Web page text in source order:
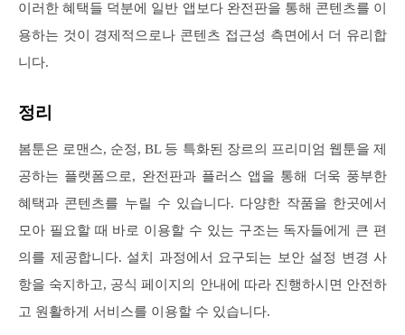
이러한 혜택들 덕분에 일반 앱보다 완전판을 통해 콘텐츠를 이
용하는 것이 경제적으로나 콘텐츠 접근성 측면에서 더 유리합
니다.
정리
봄툰은 로맨스, 순정, BL 등 특화된 장르의 프리미엄 웹툰을 제
공하는 플랫폼으로, 완전판과 플러스 앱을 통해 더욱 풍부한
혜택과 콘텐츠를 누릴 수 있습니다. 다양한 작품을 한곳에서
모아 필요할 때 바로 이용할 수 있는 구조는 독자들에게 큰 편
의를 제공합니다. 설치 과정에서 요구되는 보안 설정 변경 사
항을 숙지하고, 공식 페이지의 안내에 따라 진행하시면 안전하
고 원활하게 서비스를 이용할 수 있습니다.